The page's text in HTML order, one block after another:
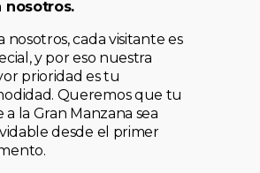
nosotros.
nosotros, cada visitante es
y por eso nuestra
prioridad es tu
Queremos que tu
a la Gran Manzana sea
desde el primer